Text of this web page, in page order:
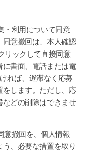
・利用について同意
同意撤回は、本人確認
リックして直接同意
に書面、電話または電
れば、遅滞なく応募
をします。ただし、応
などの削除はできませ
意撤回を、個人情報
、必要な措置を取り